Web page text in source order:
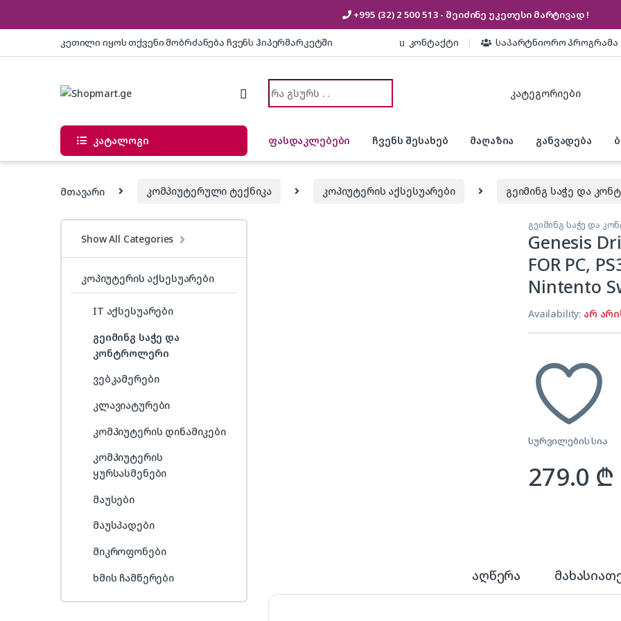
+995 (32) 2 500 513 - შეიძინე უკეთესი მარტივად !
კეთილი იყოს თქვენი მობრძანება ჩვენს ჰიპერმარკეტში კონტაქტი საპარტნიორო პროგრამა
Search for:
კატალოგი ფასდაკლებები ჩვენს შესახებ მაღაზია განვადება
მთავარი კომპიუტერული ტექნიკა კოპიუტერის აქსესუარები გეიმინგ საჭე და
გეიმინგ საჭე და
Genesis
FOR PC,
Nintento
Availability: არ
სურვილების სია
279.0 ₾
აღწერა
Show All Categories
კოპიუტერის აქსესუარები
IT აქსესუარები
გეიმინგ საჭე და
კონტროლერი
ვებკამერები
კლავიატურები
კომპიუტერის დინამიკები
კომპიუტერის
ყურსასმენები
მაუსები
მაუსპადები
მიკროფონები
ხმის ჩამწერები